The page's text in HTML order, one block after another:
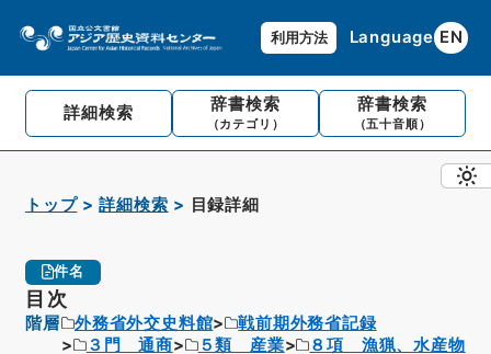
利用方法 Language EN
詳細検索 辞書検索
（カテゴリ）
辞書検索
（五十音順）
トップ 詳細検索 目録詳細
件名
目次
階層 外務省外交史料館
戦前期外務省記録
３門 通商
５類 産業
８項 漁猟、水産物